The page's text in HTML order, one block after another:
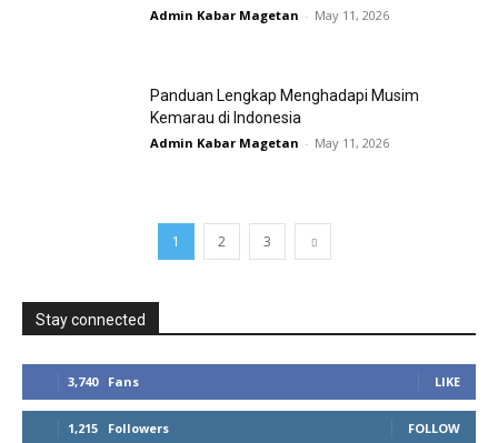
Admin Kabar Magetan - May 11, 2026
Panduan Lengkap Menghadapi Musim
Kemarau di Indonesia
Admin Kabar Magetan - May 11, 2026
1 2 3
Stay connected
3,740 Fans LIKE
1,215 Followers FOLLOW